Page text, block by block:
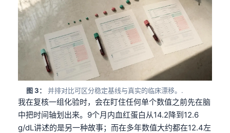
图 3： 并排对比可区分稳定基线与真实的临床漂移。.
我在复核一组化验时，会在盯住任何单个数值之前先在脑
中把时间轴划出来。9个月内血红蛋白从14.2降到12.6
g/dL讲述的是另一种故事；而在多年数值大约都在12.4左